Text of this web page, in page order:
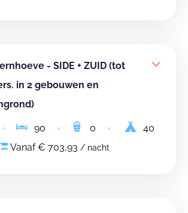
- SIDE + ZUID (tot
in 2 gebouwen en
90 0
40
Vanaf € 703,93 / nacht